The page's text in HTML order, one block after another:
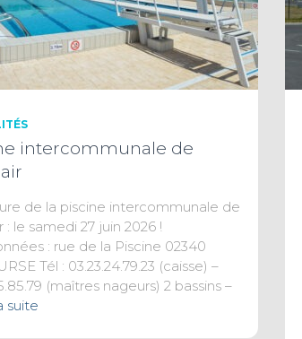
intercommunale de
de la piscine intercommunale de
: le samedi 27 juin 2026 !
: rue de la Piscine 02340
Tél : 03.23.24.79.23 (caisse) –
(maîtres nageurs) 2 bassins –
suite